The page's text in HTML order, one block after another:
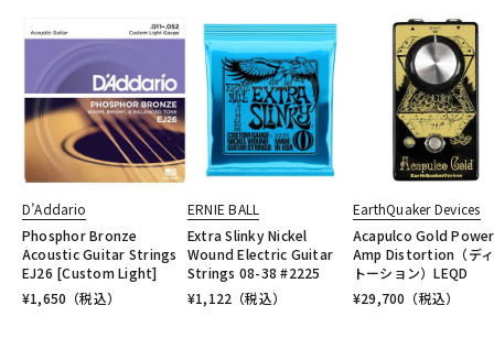
D’Addario
Phosphor Bronze
Acoustic Guitar Strings
EJ26 [Custom Light]
¥1,650 （税込）
ERNIE BALL
Extra Slinky Nickel
Wound Electric Guitar
Strings 08-38 #2225
¥1,122 （税込）
EarthQuaker Devices
Acapulco Gold Power
Amp Distortion（デ
トーション）LEQD
¥29,700 （税込）